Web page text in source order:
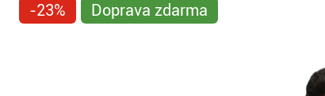
-23% Doprava zdarma